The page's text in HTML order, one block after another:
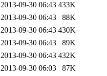
2013-09-30 06:43 433K
2013-09-30 06:43
88K
2013-09-30 06:43 430K
2013-09-30 06:43
89K
2013-09-30 06:43 432K
2013-09-30 06:03
87K